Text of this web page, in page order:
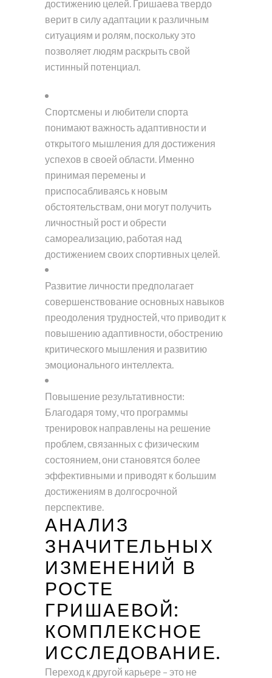
достижению целей. Гришаева твердо
верит в силу адаптации к различным
ситуациям и ролям, поскольку это
позволяет людям раскрыть свой
истинный потенциал.
Спортсмены и любители спорта
понимают важность адаптивности и
открытого мышления для достижения
успехов в своей области. Именно
принимая перемены и
приспосабливаясь к новым
обстоятельствам, они могут получить
личностный рост и обрести
самореализацию, работая над
достижением своих спортивных целей.
Развитие личности предполагает
совершенствование основных навыков
преодоления трудностей, что приводит к
повышению адаптивности, обострению
критического мышления и развитию
эмоционального интеллекта.
Повышение результативности:
Благодаря тому, что программы
тренировок направлены на решение
проблем, связанных с физическим
состоянием, они становятся более
эффективными и приводят к большим
достижениям в долгосрочной
перспективе.
АНАЛИЗ
ЗНАЧИТЕЛЬНЫХ
ИЗМЕНЕНИЙ В
РОСТЕ
ГРИШАЕВОЙ:
КОМПЛЕКСНОЕ
ИССЛЕДОВАНИЕ.
Переход к другой карьере – это не